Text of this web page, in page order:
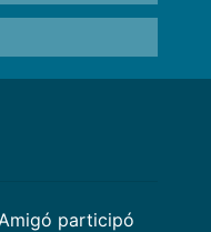
participó